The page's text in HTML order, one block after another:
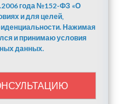
года №152-ФЗ «О
и для целей,
Нажимая
и принимаю условия
данных.